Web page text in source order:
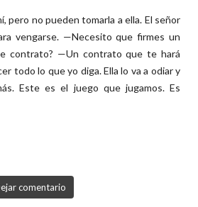
pero no pueden tomarla a ella. El señor
vengarse. —Necesito que firmes un
contrato? —Un contrato que te hará
todo lo que yo diga. Ella lo va a odiar y
Este es el juego que jugamos. Es
comentario